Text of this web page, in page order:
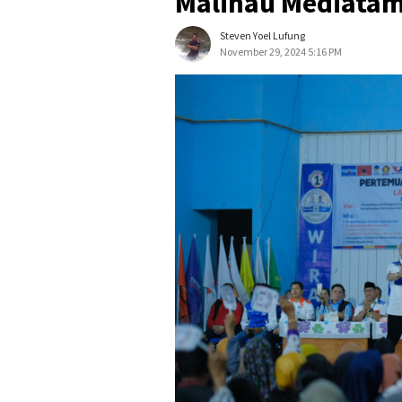
Steven Yoel Lufung
November 29, 2024 5:16 PM